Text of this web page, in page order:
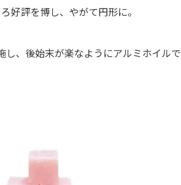
好評を博し、やがて円形に。
、後始末が楽なようにアルミホイルで